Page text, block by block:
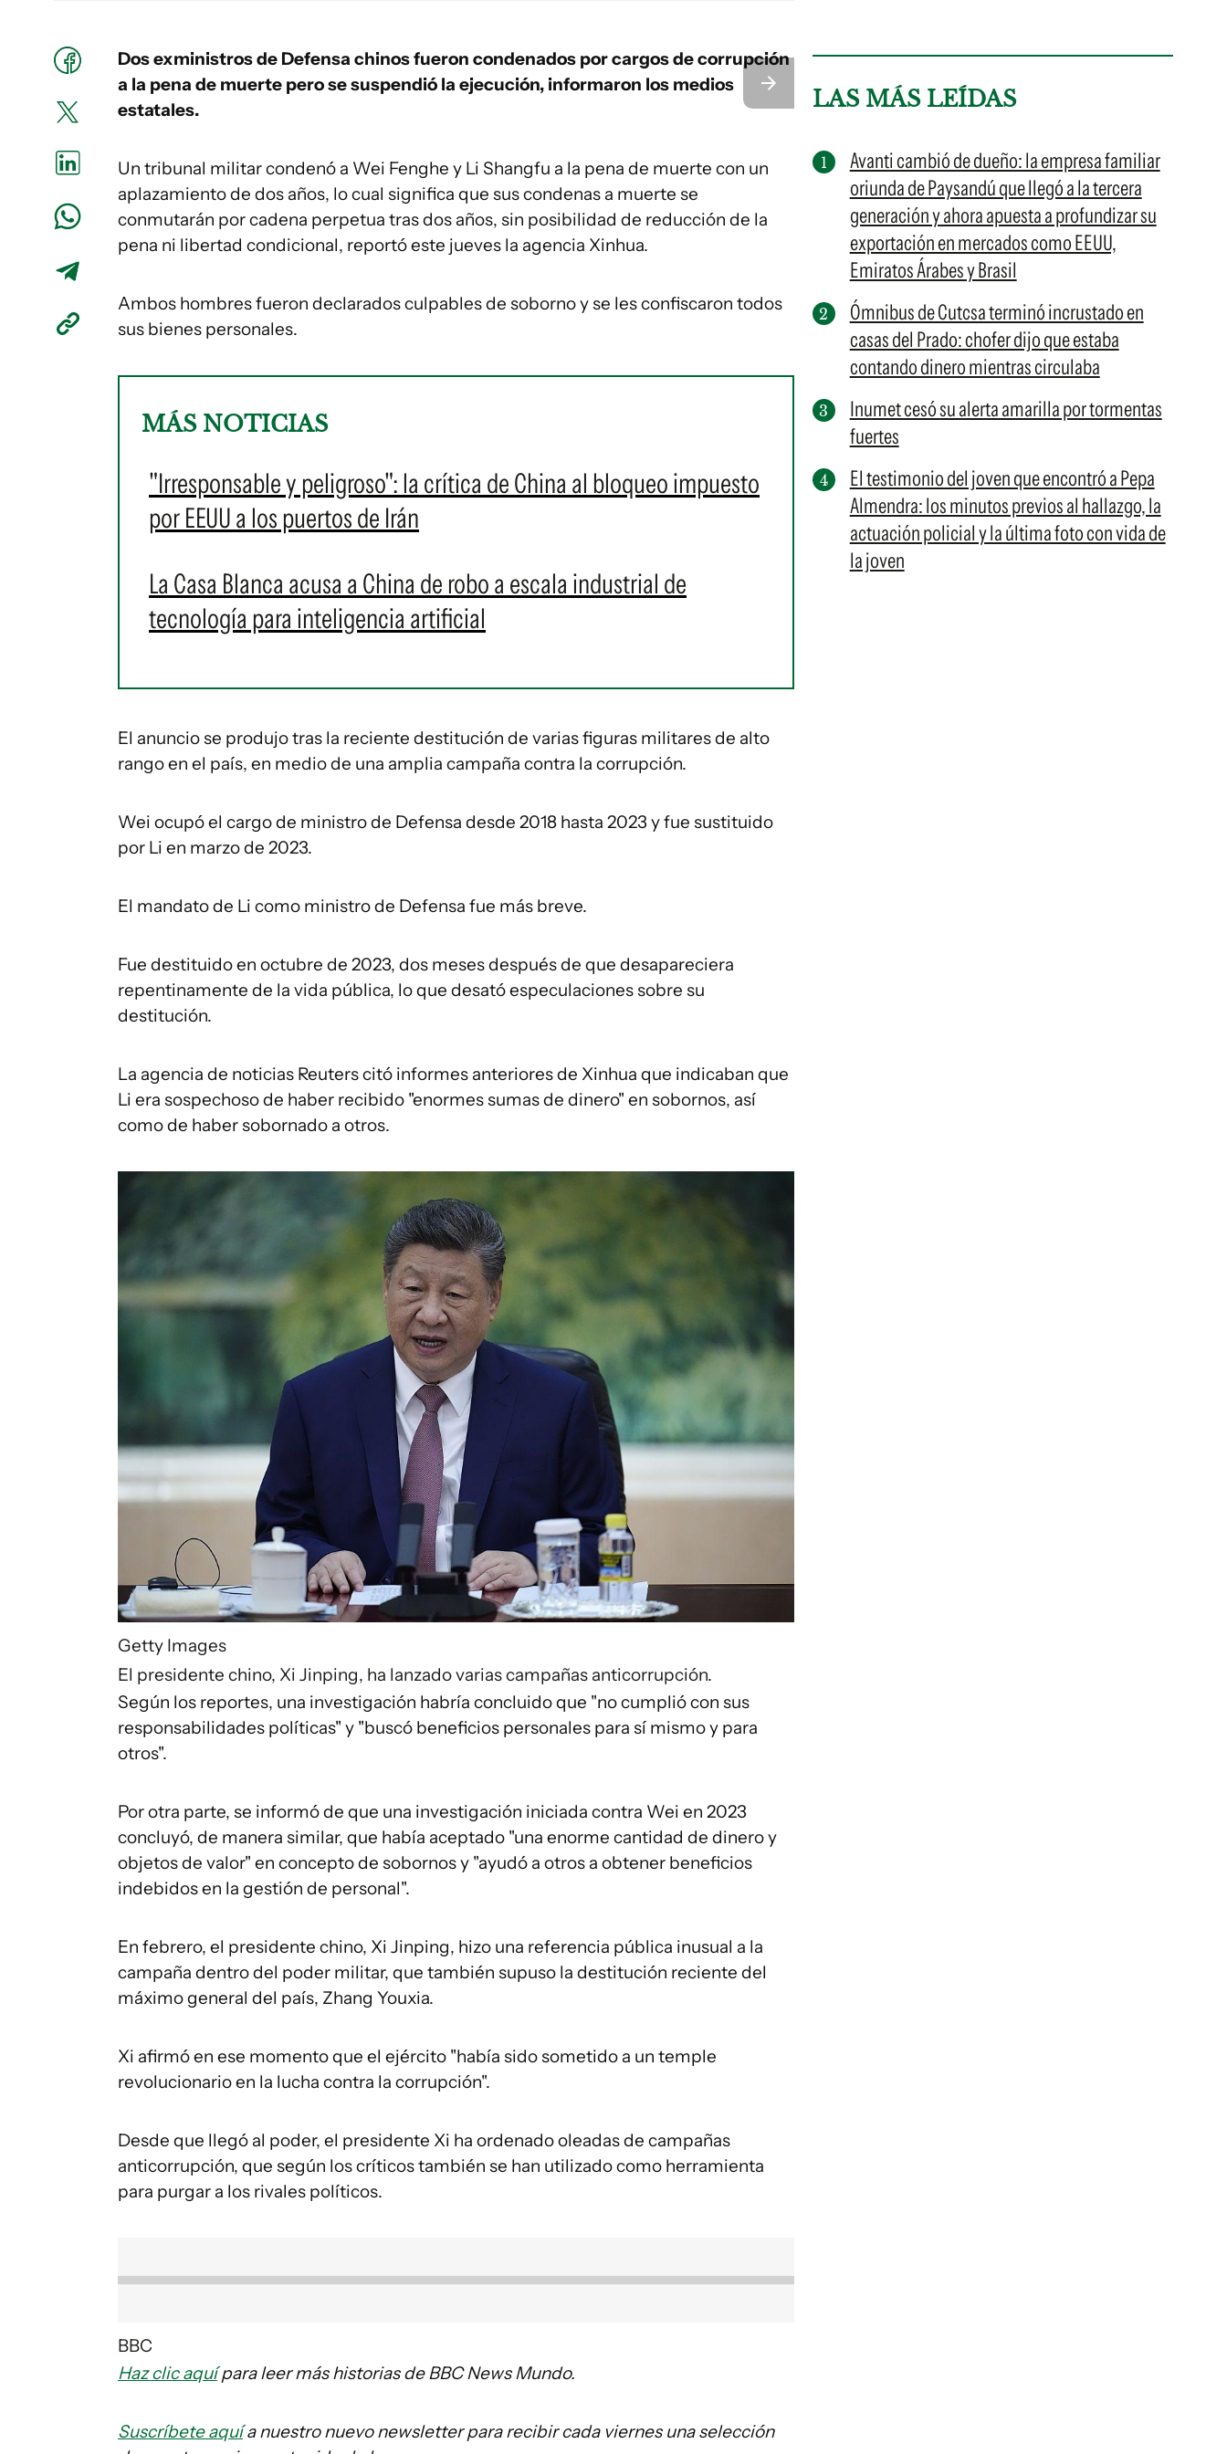
Dos exministros de Defensa chinos fueron condenados por cargos de corrupción
a la pena de muerte pero se suspendió la ejecución, informaron los medios
estatales.
Un tribunal militar condenó a Wei Fenghe y Li Shangfu a la pena de muerte con un
aplazamiento de dos años, lo cual significa que sus condenas a muerte se
conmutarán por cadena perpetua tras dos años, sin posibilidad de reducción de la
pena ni libertad condicional, reportó este jueves la agencia Xinhua.
Ambos hombres fueron declarados culpables de soborno y se les confiscaron todos
sus bienes personales.
MÁS NOTICIAS
"Irresponsable y peligroso": la crítica de China al bloqueo impuesto
por EEUU a los puertos de Irán
La Casa Blanca acusa a China de robo a escala industrial de
tecnología para inteligencia artificial
El anuncio se produjo tras la reciente destitución de varias figuras militares de alto
rango en el país, en medio de una amplia campaña contra la corrupción.
Wei ocupó el cargo de ministro de Defensa desde 2018 hasta 2023 y fue sustituido
por Li en marzo de 2023.
El mandato de Li como ministro de Defensa fue más breve.
Fue destituido en octubre de 2023, dos meses después de que desapareciera
repentinamente de la vida pública, lo que desató especulaciones sobre su
destitución.
La agencia de noticias Reuters citó informes anteriores de Xinhua que indicaban que
Li era sospechoso de haber recibido "enormes sumas de dinero" en sobornos, así
como de haber sobornado a otros.
Getty Images
El presidente chino, Xi Jinping, ha lanzado varias campañas anticorrupción.
Según los reportes, una investigación habría concluido que "no cumplió con sus
responsabilidades políticas" y "buscó beneficios personales para sí mismo y para
otros".
Por otra parte, se informó de que una investigación iniciada contra Wei en 2023
concluyó, de manera similar, que había aceptado "una enorme cantidad de dinero y
objetos de valor" en concepto de sobornos y "ayudó a otros a obtener beneficios
indebidos en la gestión de personal".
En febrero, el presidente chino, Xi Jinping, hizo una referencia pública inusual a la
campaña dentro del poder militar, que también supuso la destitución reciente del
máximo general del país, Zhang Youxia.
Xi afirmó en ese momento que el ejército "había sido sometido a un temple
revolucionario en la lucha contra la corrupción".
Desde que llegó al poder, el presidente Xi ha ordenado oleadas de campañas
anticorrupción, que según los críticos también se han utilizado como herramienta
para purgar a los rivales políticos.
BBC
Haz clic aquípara leer más historias de BBC News Mundo.
Suscríbete aquía nuestro nuevo newsletter para recibir cada viernes una selección
LAS MÁS LEÍDAS
Avanti cambió de dueño: la empresa familiar
oriunda de Paysandú que llegó a la tercera
generación y ahora apuesta a profundizar su
exportación en mercados como EEUU,
Emiratos Árabes y Brasil
Ómnibus de Cutcsa terminó incrustado en
casas del Prado: chofer dijo que estaba
contando dinero mientras circulaba
Inumet cesó su alerta amarilla por tormentas
fuertes
El testimonio del joven que encontró a Pepa
Almendra: los minutos previos al hallazgo, la
actuación policial y la última foto con vida de
la joven